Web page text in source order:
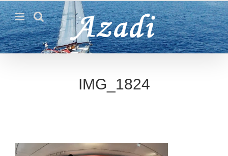
Passer
au
contenu
IMG_1824